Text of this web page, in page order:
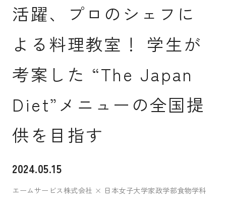
大学案内・学びの特色
学部・大学院
キャンパスライフ
国際交流・留学
活躍、プロのシェフに
よる料理教室！ 学生が
考案した “The Japan
Diet”メニューの全国提
供を目指す
2024.05.15
エームサービス株式会社 × 日本女子大学家政学部食物学科